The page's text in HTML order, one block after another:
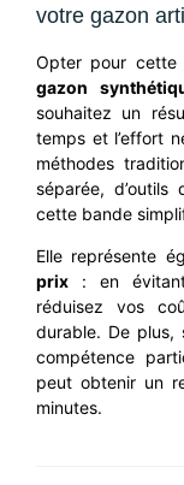
votre gazon
Opter pour
gazon
souhaitez un
temps et l’effort
méthodes
séparée,
cette bande
Elle représente
prix : en
réduisez vos
durable. De
compétence
peut obtenir un
minutes.